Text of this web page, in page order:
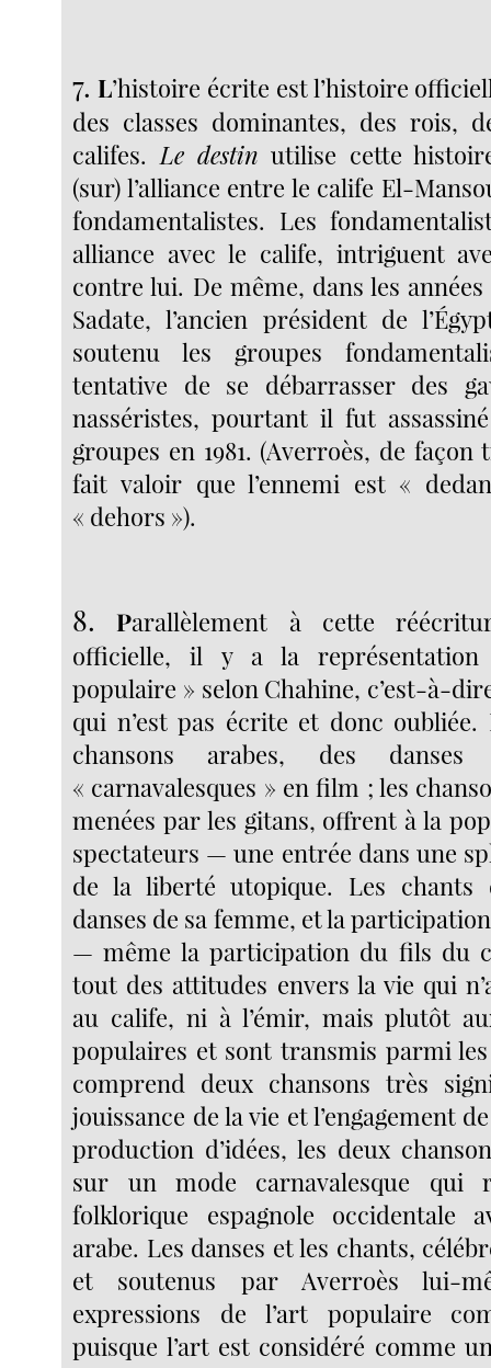
7. L’histoire écrite est l’histoire
des classes dominantes, des rois,
califes. Le destin utilise cette
(sur) l’alliance entre le calife El-
fondamentalistes. Les
alliance avec le calife, intriguent
contre lui. De même, dans les
Sadate, l’ancien président de
soutenu les groupes
tentative de se débarrasser des
nasséristes, pourtant il fut
groupes en 1981. (Averroès, de
fait valoir que l’ennemi est «
« dehors »).
8. Parallèlement à cette
officielle, il y a la représentation
populaire » selon Chahine, c’est-à-
qui n’est pas écrite et donc
chansons arabes, des danses
« carnavalesques » en film ; les
menées par les gitans, offrent à la
spectateurs — une entrée dans une
de la liberté utopique. Les chants
danses de sa femme, et la
— même la participation du fils du
tout des attitudes envers la vie qui
au calife, ni à l’émir, mais plutôt
populaires et sont transmis parmi
comprend deux chansons très
jouissance de la vie et l’engagement
production d’idées, les deux
sur un mode carnavalesque qui
folklorique espagnole occidentale
arabe. Les danses et les chants,
et soutenus par Averroès lui-
expressions de l’art populaire
puisque l’art est considéré comme